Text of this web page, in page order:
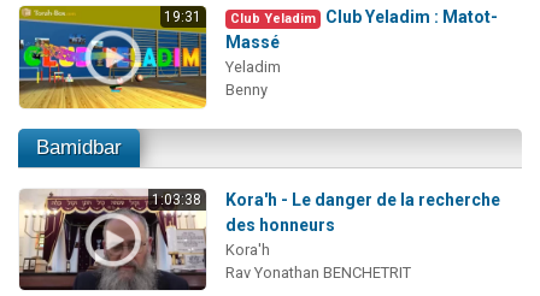
19:31 Club Yeladim
Club Yeladim : Matot-
Massé
Yeladim
Benny
Bamidbar
1:03:38
Kora'h - Le danger de la recherche
des honneurs
Kora'h
Rav Yonathan BENCHETRIT